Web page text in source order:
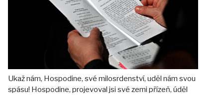
Ukaž nám, Hospodine, své milosrdenství, uděl nám svou
spásu! Hospodine, projevoval jsi své zemi přízeň, úděl